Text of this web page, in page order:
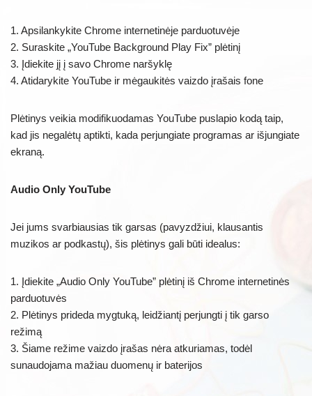
1. Apsilankykite Chrome internetinėje parduotuvėje
2. Suraskite „YouTube Background Play Fix” plėtinį
3. Įdiekite jį į savo Chrome naršyklę
4. Atidarykite YouTube ir mėgaukitės vaizdo įrašais fone
Plėtinys veikia modifikuodamas YouTube puslapio kodą taip,
kad jis negalėtų aptikti, kada perjungiate programas ar išjungiate
ekraną.
Audio Only YouTube
Jei jums svarbiausias tik garsas (pavyzdžiui, klausantis
muzikos ar podkastų), šis plėtinys gali būti idealus:
1. Įdiekite „Audio Only YouTube” plėtinį iš Chrome internetinės
parduotuvės
2. Plėtinys prideda mygtuką, leidžiantį perjungti į tik garso
režimą
3. Šiame režime vaizdo įrašas nėra atkuriamas, todėl
sunaudojama mažiau duomenų ir baterijos